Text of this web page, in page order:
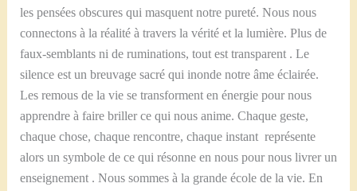
les pensées obscures qui masquent notre pureté. Nous nous
connectons à la réalité à travers la vérité et la lumière. Plus de
faux-semblants ni de ruminations, tout est transparent . Le
silence est un breuvage sacré qui inonde notre âme éclairée.
Les remous de la vie se transforment en énergie pour nous
apprendre à faire briller ce qui nous anime. Chaque geste,
chaque chose, chaque rencontre, chaque instant représente
alors un symbole de ce qui résonne en nous pour nous livrer un
enseignement . Nous sommes à la grande école de la vie. En